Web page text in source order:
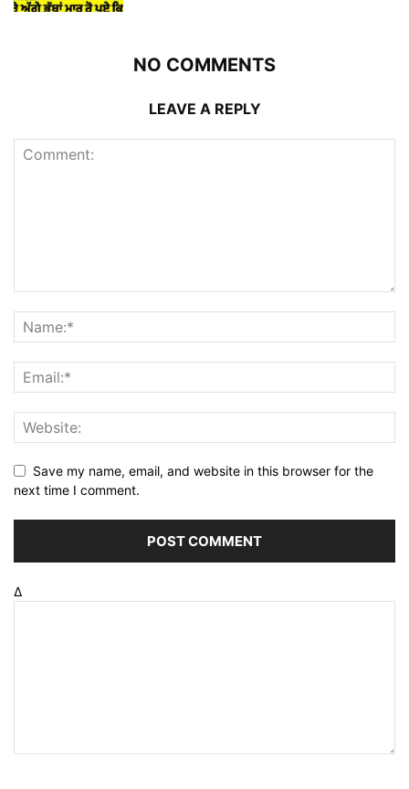
NO COMMENTS
LEAVE A REPLY
Save my name, email, and website in this browser for the
next time I comment.
Δ